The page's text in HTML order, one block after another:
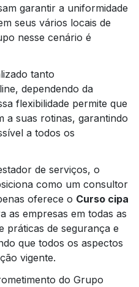
garantir a uniformidade
seus vários locais de
nesse cenário é
tanto
dependendo da
flexibilidade permite que
a suas rotinas, garantindo
a todos os
de serviços, o
como um consultor
oferece o Curso cipa
as empresas em todas as
práticas de segurança e
que todos os aspectos
vigente.
do Grupo